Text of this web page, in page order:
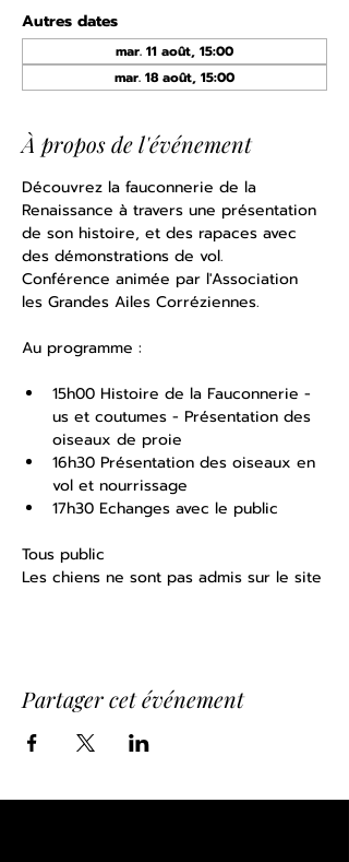
Autres dates
mar. 11 août, 15:00
mar. 18 août, 15:00
À propos de l'événement
Découvrez la fauconnerie de la
Renaissance à travers une présentation
de son histoire, et des rapaces avec
des démonstrations de vol.
Conférence animée par l'Association
les Grandes Ailes Corréziennes.
Au programme :
15h00 Histoire de la Fauconnerie -
us et coutumes - Présentation des
oiseaux de proie
16h30 Présentation des oiseaux en
vol et nourrissage
17h30 Echanges avec le public
Tous public
Les chiens ne sont pas admis sur le site
Partager cet événement